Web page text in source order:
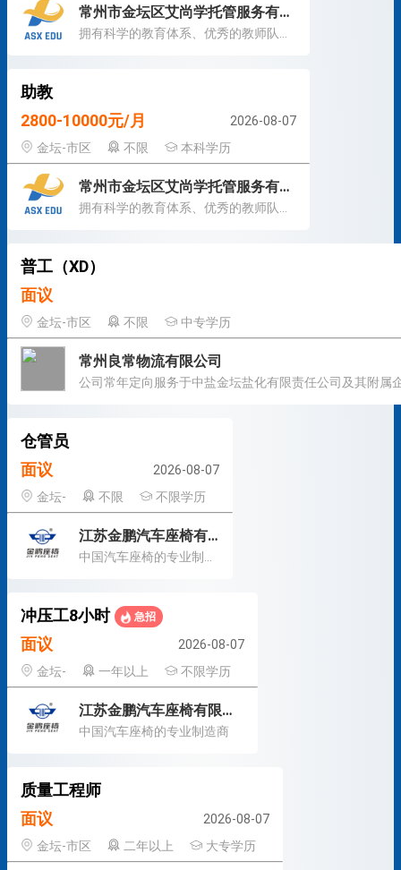
常州市金坛区艾尚学托管服务有限公司
助教
2800-10000元/月
2026-08-07
金坛-市区
不限 本科学历
常州市金坛区艾尚学托管服务有限公司
普工（XD）
面议
金坛-市区 不限 中专学历
常州良常物流有限公司
仓管员
面议
2026-08-07
金坛-
不限 不限学历
江苏金鹏汽车座椅有限公司
冲压工8小时 急招
面议
2026-08-07
金坛-
一年以上 不限学历
江苏金鹏汽车座椅有限公司
中国汽车座椅的专业制造商
质量工程师
面议
2026-08-07
金坛-市区
二年以上 大专学历